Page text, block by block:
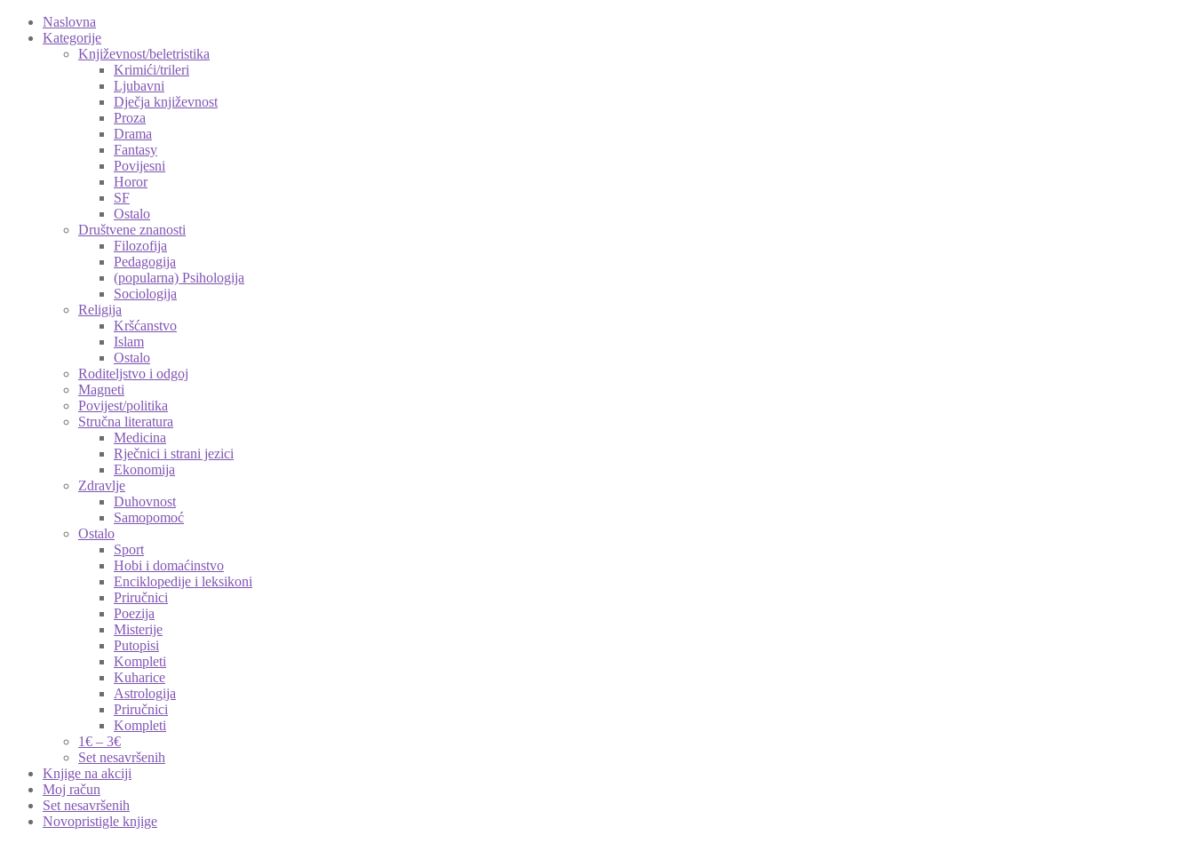
Naslovna
Kategorije
Književnost/beletristika
Krimići/trileri
Ljubavni
Dječja književnost
Proza
Drama
Fantasy
Povijesni
Horor
SF
Ostalo
Društvene znanosti
Filozofija
Pedagogija
(popularna) Psihologija
Sociologija
Religija
Kršćanstvo
Islam
Ostalo
Roditeljstvo i odgoj
Magneti
Povijest/politika
Stručna literatura
Medicina
Rječnici i strani jezici
Ekonomija
Zdravlje
Duhovnost
Samopomoć
Ostalo
Sport
Hobi i domaćinstvo
Enciklopedije i leksikoni
Priručnici
Poezija
Misterije
Putopisi
Kompleti
Kuharice
Astrologija
Priručnici
Kompleti
1€ – 3€
Set nesavršenih
Knjige na akciji
Moj račun
Set nesavršenih
Novopristigle knjige